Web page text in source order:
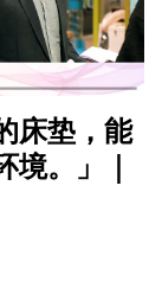
床垫，能
。」｜